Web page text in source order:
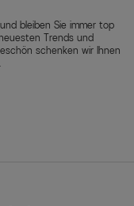
bleiben Sie immer top
Trends und
schenken wir Ihnen